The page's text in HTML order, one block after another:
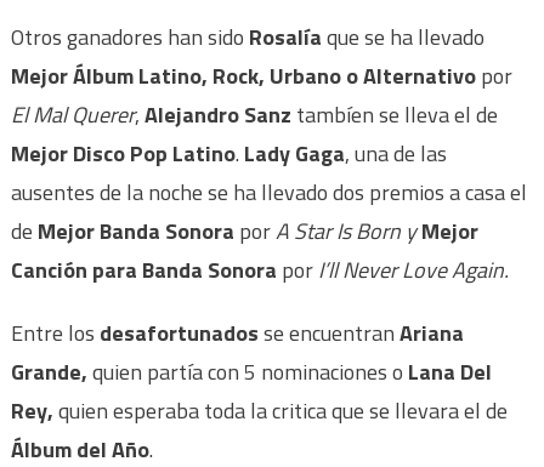
Otros ganadores han sido Rosalíaque se ha llevado
Mejor Álbum Latino, Rock, Urbano o Alternativopor
El Mal Querer,Alejandro Sanz tambíen se lleva el de
Mejor Disco Pop Latino. Lady Gaga, una de las
ausentes de la noche se ha llevado dos premios a casa el
de Mejor Banda Sonora porA Star Is Born yMejor
Canción para Banda Sonora porI’ll Never Love Again.
Entre los desafortunadosse encuentranAriana
Grande,quien partía con 5 nominaciones o Lana Del
Rey,quien esperaba toda la critica que se llevara el de
Álbum del Año.